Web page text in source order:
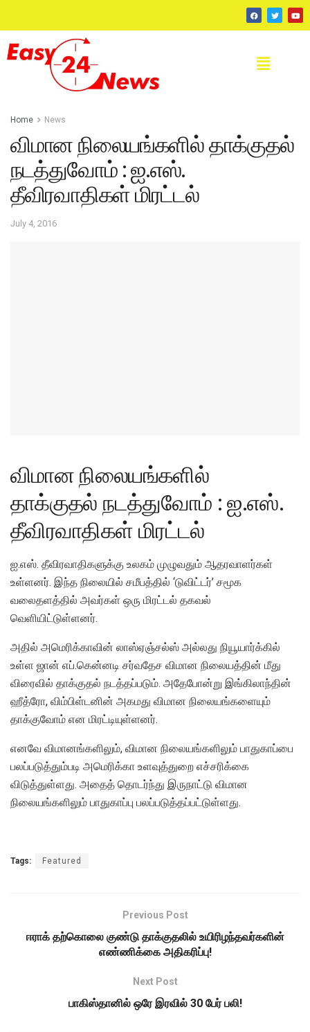
Home News
விமான நிலையங்களில் தாக்குதல்
நடத்துவோம் : ஐ.எஸ்.
தீவிரவாதிகள் மிரட்டல்
July 4, 2016
விமான நிலையங்களில்
தாக்குதல் நடத்துவோம் : ஐ.எஸ்.
தீவிரவாதிகள் மிரட்டல்
ஐ.எஸ். தீவிரவாதிகளுக்கு உலகம் முழுவதும் ஆதரவாளர்கள்
உள்ளனர். இந்த நிலையில் சமீபத்தில் ‘டுவிட்டர்’ சமூக
வலைதளத்தில் அவர்கள் ஒரு மிரட்டல் தகவல்
வெளியிட்டுள்ளனர்.
அதில் அமெரிக்காவின் லாஸ்ஏஞ்சல்ஸ் அல்லது நியூயார்க்கில்
உள்ள ஜான் எப்.கென்னடி சர்வதேச விமான நிலையத்தின் மீது
விரைவில் தாக்குதல் நடத்தப்படும். அதேபோன்று இங்கிலாந்தின்
ஹீத்ரோ, விம்பிள்டனின் அகமது விமான நிலையங்களையும்
தாக்குவோம் என மிரட்டியுள்ளனர்.
எனவே விமானங்களிலும், விமான நிலையங்களிலும் பாதுகாப்பை
பலப்படுத்தும்படி அமெரிக்கா உளவுத்துறை எச்சரிக்கை
விடுத்துள்ளது. அதைத் தொடர்ந்து இருநாட்டு விமான
நிலையங்களிலும் பாதுகாப்பு பலப்படுத்தப்பட்டுள்ளது.
Tags: Featured
Previous Post
ஈராக் தற்கொலை குண்டு தாக்குதலில் உயிரிழந்தவர்களின்
எண்ணிக்கை அதிகரிப்பு!
Next Post
பாகிஸ்தானில் ஒரே இரவில் 30 பேர் பலி!